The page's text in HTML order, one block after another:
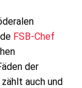
FSB-Chef
der
auch und